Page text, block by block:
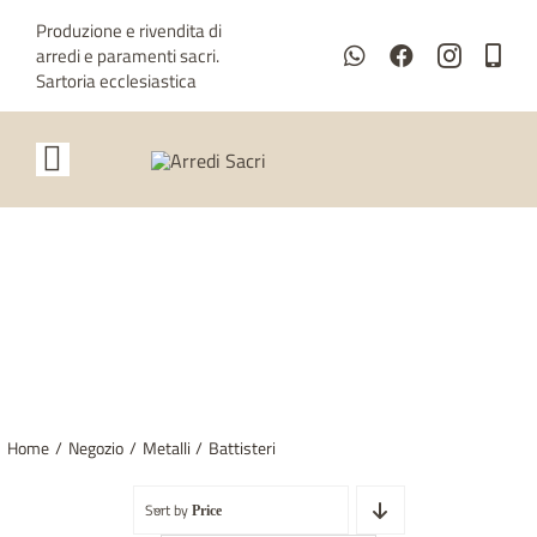
contenuto
Produzione e rivendita di
arredi e paramenti sacri.
Sartoria ecclesiastica
Toggle
Navigation
Sartoria ecclesiastica
Home Negozio Metalli Battisteri
Sort by Price